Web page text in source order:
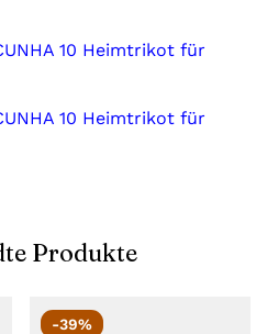
10 Heimtrikot für
10 Heimtrikot für
Produkte
-39%